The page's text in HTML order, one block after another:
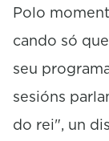
Polo
cando só
seu
sesións
do rei", un